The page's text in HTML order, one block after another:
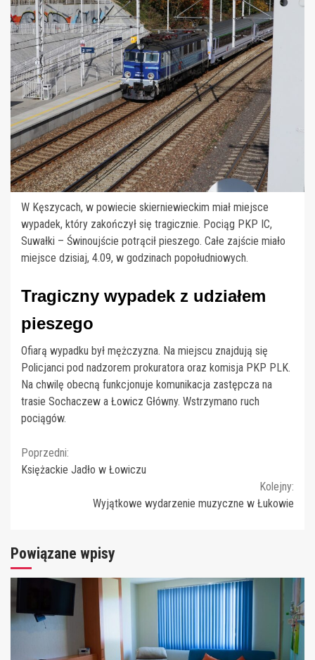
W Kęszycach, w powiecie skierniewieckim miał miejsce
wypadek, który zakończył się tragicznie. Pociąg PKP IC,
Suwałki – Świnoujście potrącił pieszego. Całe zajście miało
miejsce dzisiaj, 4.09, w godzinach popołudniowych.
Tragiczny wypadek z udziałem
pieszego
Ofiarą wypadku był mężczyzna. Na miejscu znajdują się
Policjanci pod nadzorem prokuratora oraz komisja PKP PLK.
Na chwilę obecną funkcjonuje komunikacja zastępcza na
trasie Sochaczew a Łowicz Główny. Wstrzymano ruch
pociągów.
Continue
Reading
Poprzedni:
Księżackie Jadło w Łowiczu
Kolejny:
Wyjątkowe wydarzenie muzyczne w Łukowie
Powiązane wpisy